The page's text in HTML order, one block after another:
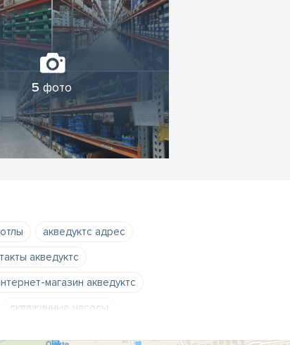
5 фото
акведуктс адрес
акведуктс
магазин акведуктс
скважинные насосы